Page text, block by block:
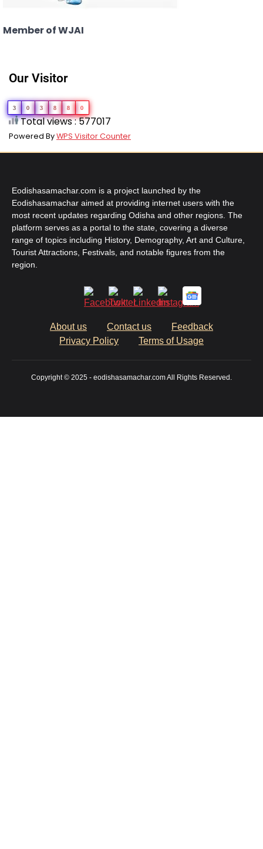
Member of WJAI
Our Visitor
3 0 3 8 8 0
Total views : 577017
Powered ByWPS Visitor Counter
Eodishasamachar.com is a project launched by the
Eodishasamachar aimed at providing internet users with the
most recent updates regarding Odisha and other regions. The
platform serves as a portal to the state, covering a diverse
range of topics including History, Demography, Art and Culture,
Tourist Attractions, Festivals, and notable figures from the
region.
About us Contact us
Feedback
Privacy Policy
Terms of Usage
Copyright © 2025 - eodishasamachar.com All Rights Reserved.